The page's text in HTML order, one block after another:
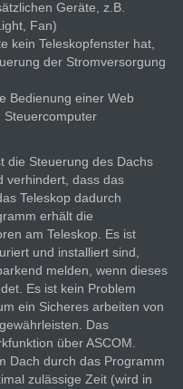
Geräte, z.B.
Fan)
kein Teleskopfenster hat,
der Stromversorgung
Bedienung einer Web
Steuercomputer
die Steuerung des Dachs
verhindert, dass das
Teleskop dadurch
erhält die
am Teleskop. Es ist
und installiert sind,
melden, wenn dieses
Es ist kein Problem
ein Sicheres arbeiten von
Das
über ASCOM.
Dach durch das Programm
zulässige Zeit (wird in